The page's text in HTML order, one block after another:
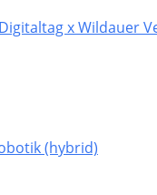
x Wildauer
(hybrid)